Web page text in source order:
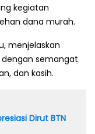
kegiatan
dana murah.
menjelaskan
dengan semangat
dan kasih.
Dirut BTN